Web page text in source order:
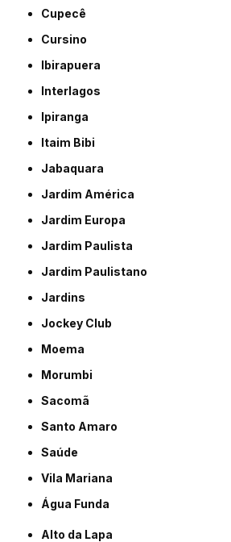
Cupecê
Cursino
Ibirapuera
Interlagos
Ipiranga
Itaim Bibi
Jabaquara
Jardim América
Jardim Europa
Jardim Paulista
Jardim Paulistano
Jardins
Jockey Club
Moema
Morumbi
Sacomã
Santo Amaro
Saúde
Vila Mariana
Água Funda
Alto da Lapa